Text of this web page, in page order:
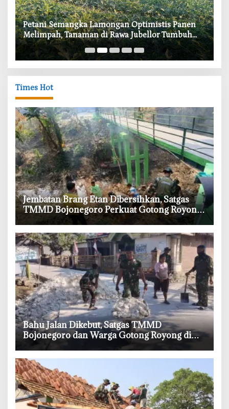
Petani Semangka Lamongan Optimistis Panen
Melimpah, Tanaman di Rawa Jubellor Tumbuh
Subur
Times Hot
‎Jembatan Brang Etan Dibersihkan, Satgas
TMMD Bojonegoro Perkuat Gotong Royong
Warga
‎Bahu Jalan Dikebut, Satgas TMMD
Bojonegoro dan Warga Gotong Royong di
Tengah Terik